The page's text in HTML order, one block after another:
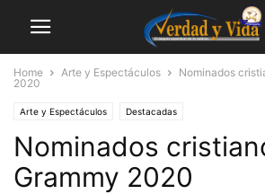
Home Arte y Espectáculos
Nominados
2020
Arte y Espectáculos Destacadas
Nominados
Grammy 2020